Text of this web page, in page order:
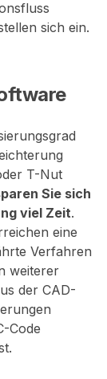
sich ein.
T-Nut
Sie sich
viel Zeit.
eine
Verfahren
weiterer
der CAD-
Code